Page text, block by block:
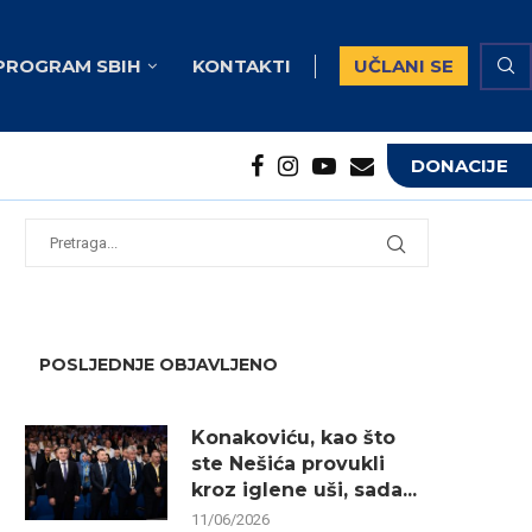
SBIH KONTAKTI UČLANI SE
DONACIJE
POSLJEDNJE OBJAVLJENO
Konakoviću, kao što
ste Nešića provukli
kroz iglene uši, sada...
11/06/2026